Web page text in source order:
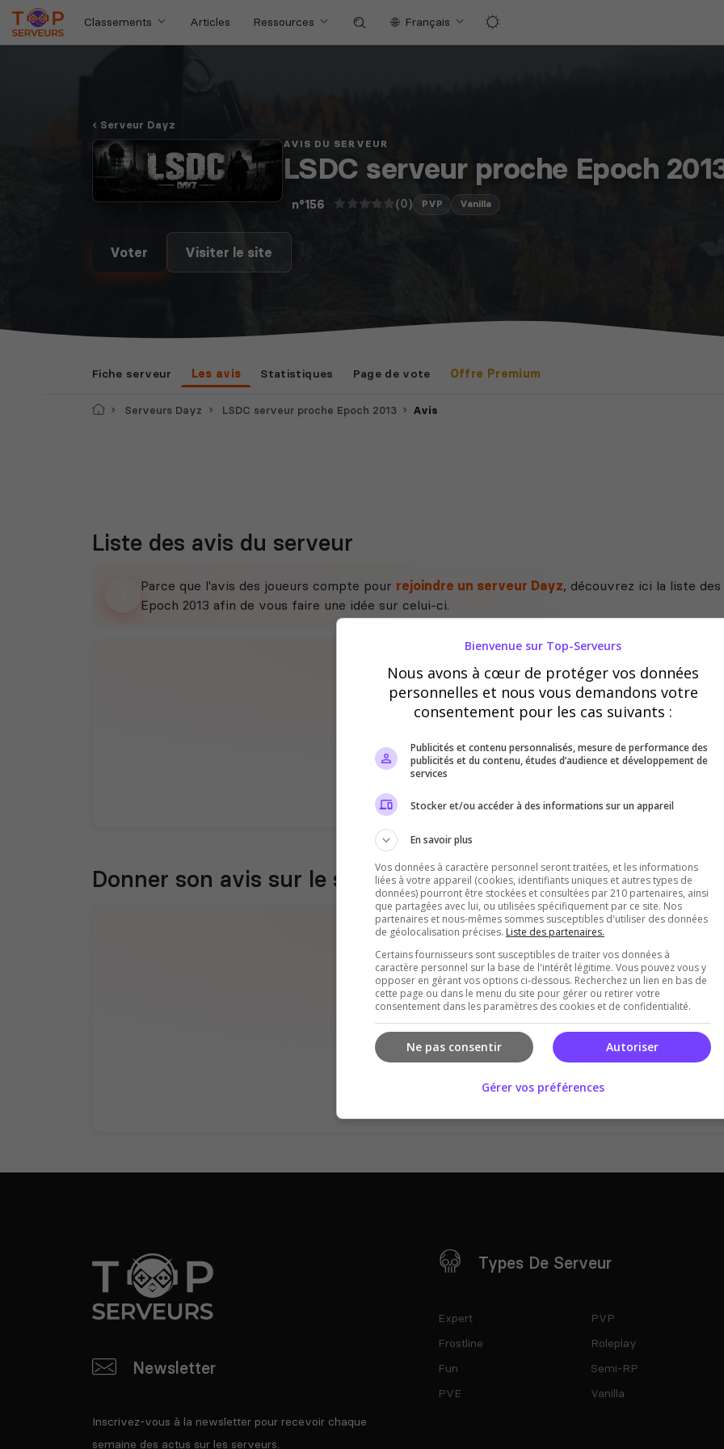
Classements Articles Ressources Français
Serveur Dayz
AVIS DU SERVEUR
LSDC serveur proche Epoch
n°156 (0) PVP Vanilla
Voter Visiter le site
Fiche serveur Les avis Statistiques Page de vote Offre Premium
AccueilServeurs Dayz LSDC serveur proche Epoch 2013 Avis
Liste des avis du serveur
Parce que l'avis des joueurs compte pour rejoindre un serveur Dayz, découvrez ici la liste
Epoch 2013 afin de vous faire une idée sur celui-ci.
Il n'y a pas encore d'avis sur ce serveur.
Staff du serveur
Donner son avis sur le serveur
Vous devez être connecté pour ajouter un avis
sur ce serveur !
Newsletter
Inscrivez-vous à la newsletter pour recevoir chaque
semaine des actus sur les serveurs.
Types De Serveur
Expert
Frostline
Fun
PVE
PVP
Roleplay
Semi-RP
Vanilla
Bienvenue sur Top-Serveurs
Nous avons à cœur de protéger vos données
personnelles et nous vous demandons votre
consentement pour les cas suivants :
Publicités et contenu personnalisés, mesure de performance des
publicités et du contenu, études d’audience et développement de
services
Stocker et/ou accéder à des informations sur un appareil
En savoir plus
Vos données à caractère personnel seront traitées, et les informations
liées à votre appareil (cookies, identifiants uniques et autres types de
données) pourront être stockées et consultées par 210 partenaires, ainsi
que partagées avec lui, ou utilisées spécifiquement par ce site. Nos
partenaires et nous-mêmes sommes susceptibles d'utiliser des données
de géolocalisation précises. Liste des partenaires.
Certains fournisseurs sont susceptibles de traiter vos données à
caractère personnel sur la base de l'intérêt légitime. Vous pouvez vous y
opposer en gérant vos options ci-dessous. Recherchez un lien en bas de
cette page ou dans le menu du site pour gérer ou retirer votre
consentement dans les paramètres des cookies et de confidentialité.
Autoriser
Ne pas consentir
Gérer vos préférences